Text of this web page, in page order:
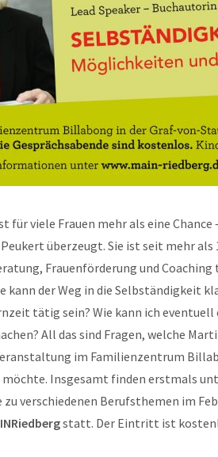
für viele Frauen mehr als eine Chance
überzeugt. Sie ist seit mehr als
Frauenförderung und
kann der Weg in die Selbständigkeit
tätig sein? Wie kann ich eventuell
All das sind Fragen, welche
im Familienzentrum
Insgesamt finden erstmals
zu verschiedenen Berufsthemen im
statt. Der Eintritt ist